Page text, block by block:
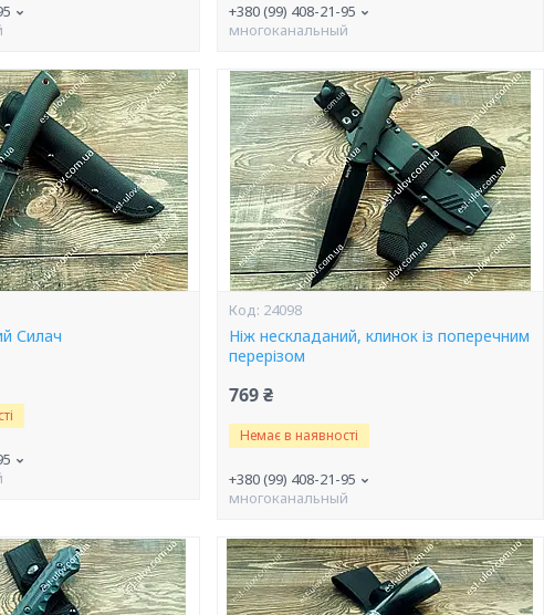
+380 (99) 408-21-95
многоканальный
Силач
24098
Ніж нескладаний, клинок із поперечним
перерізом
769 ₴
Немає в наявності
+380 (99) 408-21-95
многоканальный